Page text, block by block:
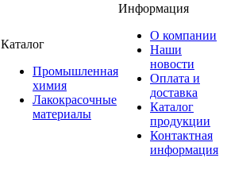
Каталог
Промышленная
химия
Лакокрасочные
материалы
Информация
О компании
Наши
новости
Оплата и
доставка
Каталог
продукции
Контактная
информация